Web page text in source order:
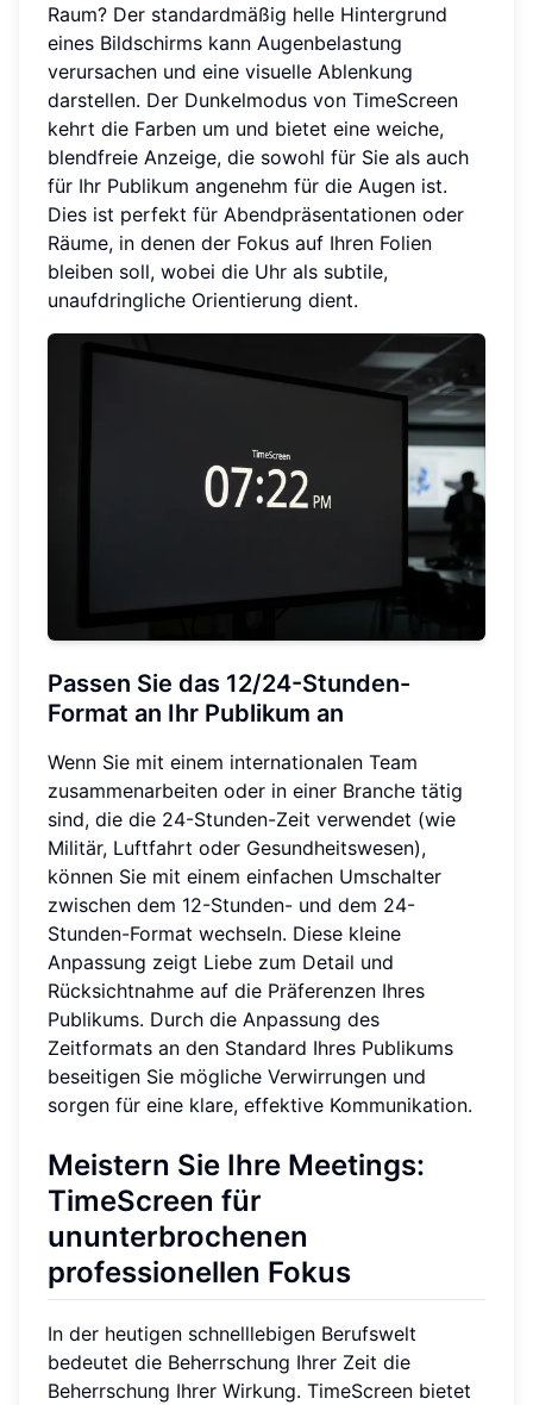
Raum? Der standardmäßig helle Hintergrund
eines Bildschirms kann Augenbelastung
verursachen und eine visuelle Ablenkung
darstellen. Der Dunkelmodus von TimeScreen
kehrt die Farben um und bietet eine weiche,
blendfreie Anzeige, die sowohl für Sie als auch
für Ihr Publikum angenehm für die Augen ist.
Dies ist perfekt für Abendpräsentationen oder
Räume, in denen der Fokus auf Ihren Folien
bleiben soll, wobei die Uhr als subtile,
unaufdringliche Orientierung dient.
Passen Sie das 12/24-Stunden-
Format an Ihr Publikum an
Wenn Sie mit einem internationalen Team
zusammenarbeiten oder in einer Branche tätig
sind, die die 24-Stunden-Zeit verwendet (wie
Militär, Luftfahrt oder Gesundheitswesen),
können Sie mit einem einfachen Umschalter
zwischen dem 12-Stunden- und dem 24-
Stunden-Format wechseln. Diese kleine
Anpassung zeigt Liebe zum Detail und
Rücksichtnahme auf die Präferenzen Ihres
Publikums. Durch die Anpassung des
Zeitformats an den Standard Ihres Publikums
beseitigen Sie mögliche Verwirrungen und
sorgen für eine klare, effektive Kommunikation.
Meistern Sie Ihre Meetings:
TimeScreen für
ununterbrochenen
professionellen Fokus
In der heutigen schnelllebigen Berufswelt
bedeutet die Beherrschung Ihrer Zeit die
Beherrschung Ihrer Wirkung. TimeScreen bietet